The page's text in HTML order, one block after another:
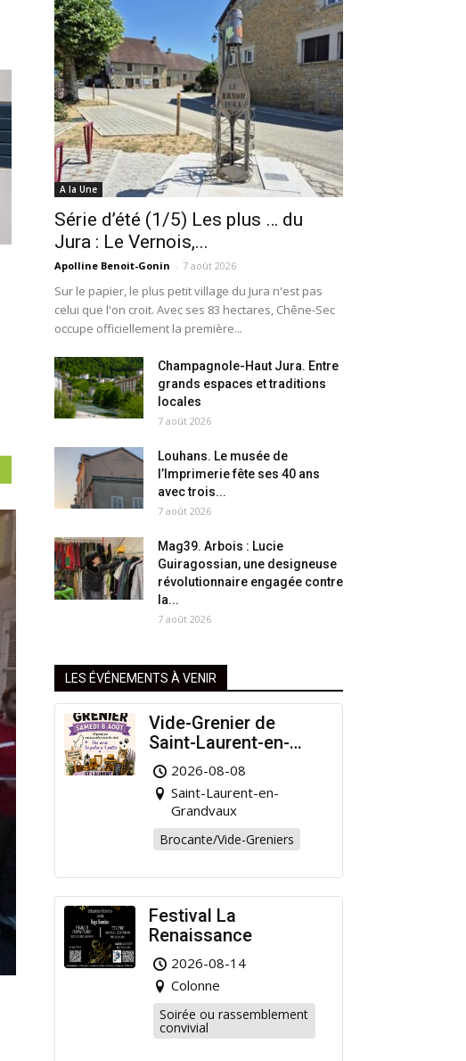
A la Une
Série d’été (1/5) Les plus … du
Jura : Le Vernois,...
Apolline Benoit-Gonin - 7 août 2026
Sur le papier, le plus petit village du Jura n'est pas
celui que l'on croit. Avec ses 83 hectares, Chêne-Sec
occupe officiellement la première...
Champagnole-Haut Jura. Entre
grands espaces et traditions
locales
7 août 2026
Louhans. Le musée de
l’Imprimerie fête ses 40 ans
avec trois...
7 août 2026
Mag39. Arbois : Lucie
Guiragossian, une designeuse
révolutionnaire engagée contre
la...
7 août 2026
LES ÉVÉNEMENTS À VENIR
Vide-Grenier de
Saint-Laurent-en-
Grandvaux : Venez
chiner pour la bonne
cause !
2026-08-08
Saint-Laurent-en-
Grandvaux
Brocante/Vide-Greniers
Festival La
Renaissance
2026-08-14
Colonne
Soirée ou rassemblement
convivial